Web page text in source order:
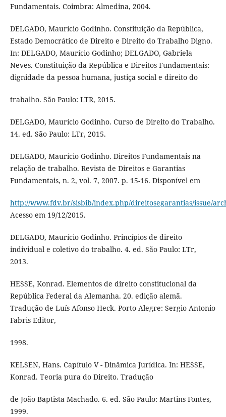
Fundamentais. Coimbra: Almedina, 2004.
DELGADO, Maurício Godinho. Constituição da República,
Estado Democrático de Direito e Direito do Trabalho Digno.
In: DELGADO, Maurício Godinho; DELGADO, Gabriela
Neves. Constituição da República e Direitos Fundamentais:
dignidade da pessoa humana, justiça social e direito do
trabalho. São Paulo: LTR, 2015.
DELGADO, Maurício Godinho. Curso de Direito do Trabalho.
14. ed. São Paulo: LTr, 2015.
DELGADO, Maurício Godinho. Direitos Fundamentais na
relação de trabalho. Revista de Direitos e Garantias
Fundamentais, n. 2, vol. 7, 2007. p. 15-16. Disponível em
http://www.fdv.br/sisbib/index.php/direitosegarantias/issue/
Acesso em 19/12/2015.
DELGADO, Maurício Godinho. Princípios de direito
individual e coletivo do trabalho. 4. ed. São Paulo: LTr,
2013.
HESSE, Konrad. Elementos de direito constitucional da
República Federal da Alemanha. 20. edição alemã.
Tradução de Luís Afonso Heck. Porto Alegre: Sergio Antonio
Fabris Editor,
1998.
KELSEN, Hans. Capítulo V - Dinâmica Jurídica. In: HESSE,
Konrad. Teoria pura do Direito. Tradução
de João Baptista Machado. 6. ed. São Paulo: Martins Fontes,
1999.